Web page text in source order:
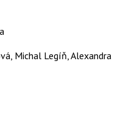
Matej Vajda
Michal Legíň, Alexandra